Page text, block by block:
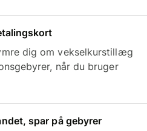
dig om vekselkurstillæg
når du bruger
spar på gebyrer